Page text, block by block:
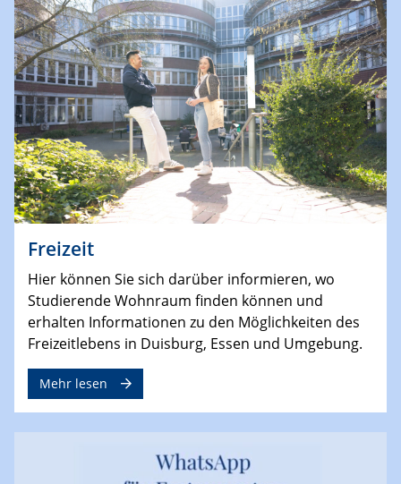
Freizeit
Hier können Sie sich darüber informieren, wo
Studierende Wohnraum finden können und
erhalten Informationen zu den Möglichkeiten des
Freizeitlebens in Duisburg, Essen und Umgebung.
Mehr lesen